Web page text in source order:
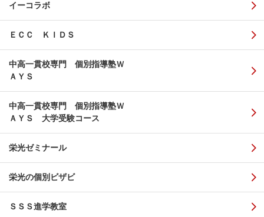
イーコラボ
ＥＣＣ ＫＩＤＳ
中高一貫校専門 個別指導塾Ｗ
ＡＹＳ
中高一貫校専門 個別指導塾Ｗ
ＡＹＳ 大学受験コース
栄光ゼミナール
栄光の個別ビザビ
ＳＳＳ進学教室